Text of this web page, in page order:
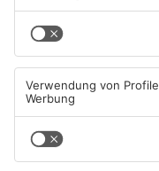
Sport: Viktoria mit
Traumstart – Alzenau und
Offenbach verlieren